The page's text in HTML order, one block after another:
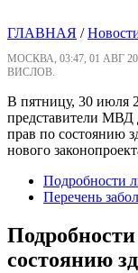
ГЛАВНАЯ /
МОСКВА, 03:47, 01 АВГ
ВИСЛОВ.
В пятницу, 30 июля
представители МВД
прав по состоянию
нового
Подробности
Перечень
состоянию